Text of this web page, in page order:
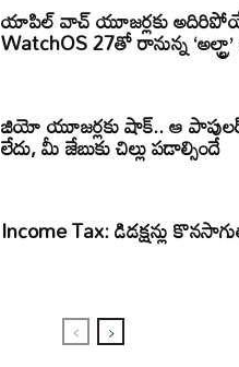
యాపిల్ వాచ్ యూజర్లకు
WatchOS 27తో రానున్న
జియో యూజర్లకు షాక్.. ఆ
లేదు, మీ జేబుకు చిల్లు పడాల్సిందే
Income Tax: డిడక్షన్లు